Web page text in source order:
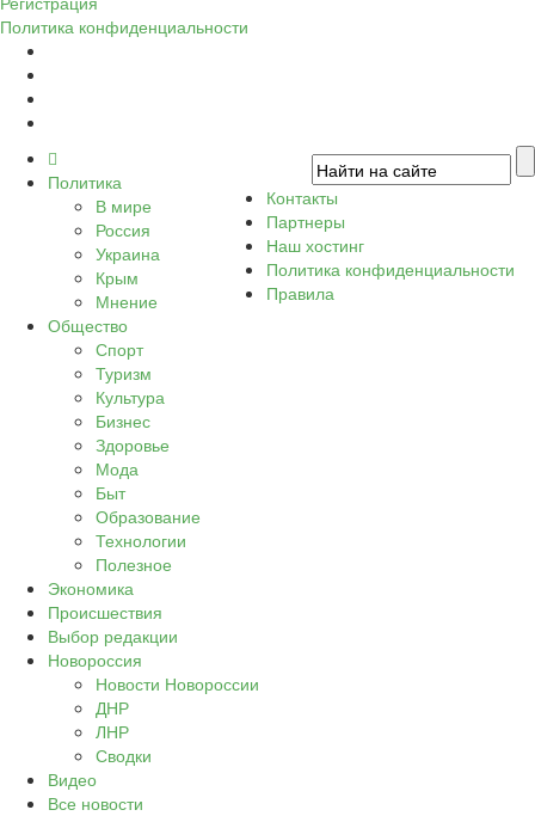
Политика конфиденциальности
Политика
В мире
Россия
Украина
Крым
Мнение
Общество
Спорт
Туризм
Культура
Бизнес
Здоровье
Мода
Быт
Образование
Технологии
Полезное
Экономика
Происшествия
Выбор редакции
Новороссия
Новости Новороссии
ДНР
ЛНР
Сводки
Видео
Все новости
Контакты
Партнеры
Наш хостинг
Политика конфиденциальности
Правила